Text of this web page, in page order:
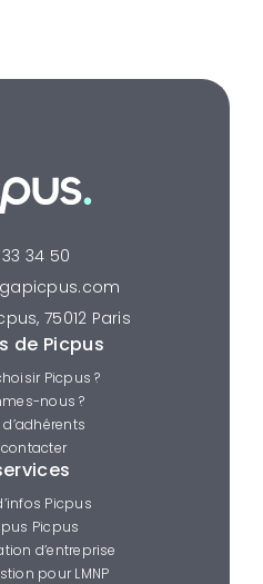
33 34 50
75012 Paris
de Picpus
Picpus ?
nous ?
Picpus
Picpus
d’entreprise
pour LMNP